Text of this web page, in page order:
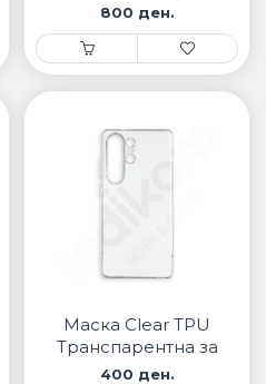
800 ден.
Маска Clear TPU
Транспарентна за
Samsung
400 ден.